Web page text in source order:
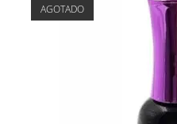
AGOTADO